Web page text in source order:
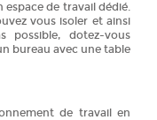
de travail dédié.
vous isoler et ainsi
possible, dotez-vous
bureau avec une table
de travail en